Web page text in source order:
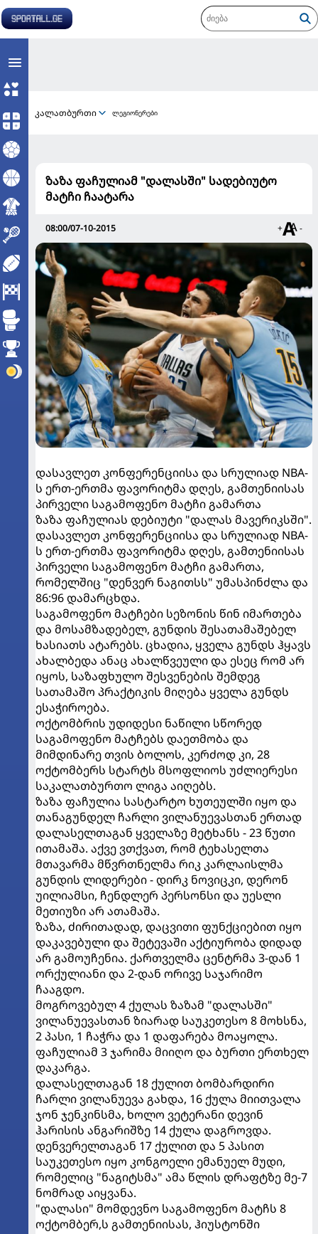
კალათბურთი ლეგიონერები
ზაზა ფაჩულიამ "დალასში" სადებიუტო
მატჩი ჩაატარა
08:00/07-10-2015 + -
დასავლეთ კონფერენციისა და სრულიად NBA-
ს ერთ-ერთმა ფავორიტმა დღეს, გამთენიისას
პირველი საგამოფენო მატჩი გამართა
ზაზა ფაჩულიას დებიუტი "დალას მავერიკსში".
დასავლეთ კონფერენციისა და სრულიად NBA-
ს ერთ-ერთმა ფავორიტმა დღეს, გამთენიისას
პირველი საგამოფენო მატჩი გამართა,
რომელშიც "დენვერ ნაგითსს" უმასპინძლა და
86:96 დამარცხდა.
საგამოფენო მატჩები სეზონის წინ იმართება
და მოსამზადებელ, გუნდის შესათამაშებელ
ხასიათს ატარებს. ცხადია, ყველა გუნდს ჰყავს
ახალბედა ანაც ახალწვეული და ესეც რომ არ
იყოს, საზაფხულო შესვენების შემდეგ
სათამაშო პრაქტიკის მიღება ყველა გუნდს
ესაჭიროება.
ოქტომბრის უდიდესი ნაწილი სწორედ
საგამოფენო მატჩებს დაეთმობა და
მიმდინარე თვის ბოლოს, კერძოდ კი, 28
ოქტომბერს სტარტს მსოფლიოს უძლიერესი
საკალათბურთო ლიგა აიღებს.
ზაზა ფაჩულია სასტარტო ხუთეულში იყო და
თანაგუნდელ ჩარლი ვილანუევასთან ერთად
დალასელთაგან ყველაზე მეტხანს - 23 წუთი
ითამაშა. აქვე ვთქვათ, რომ ტეხასელთა
მთავარმა მწვრთნელმა რიკ კარლაისლმა
გუნდის ლიდერები - დირკ ნოვიცკი, დერონ
უილიამსი, ჩენდლერ პერსონსი და უესლი
მეთიუზი არ ათამაშა.
ზაზა, ძირითადად, დაცვითი ფუნქციებით იყო
დაკავებული და შეტევაში აქტიურობა დიდად
არ გამოუჩენია. ქართველმა ცენტრმა 3-დან 1
ორქულიანი და 2-დან ორივე საჯარიმო
ჩააგდო.
მოგროვებულ 4 ქულას ზაზამ "დალასში"
ვილანუევასთან ზიარად საუკეთესო 8 მოხსნა,
2 პასი, 1 ჩაჭრა და 1 დაფარება მოაყოლა.
ფაჩულიამ 3 ჯარიმა მიიღო და ბურთი ერთხელ
დაკარგა.
დალასელთაგან 18 ქულით ბომბარდირი
ჩარლი ვილანუევა გახდა, 16 ქულა მიითვალა
ჯონ ჯენკინსმა, ხოლო ვეტერანი დევინ
ჰარისის ანგარიშზე 14 ქულა დაგროვდა.
დენვერელთაგან 17 ქულით და 5 პასით
საუკეთესო იყო კონგოელი ემანუელ მუდი,
რომელიც "ნაგიტსმა" ამა წლის დრაფტზე მე-7
ნომრად აიყვანა.
"დალასი" მომდევნო საგამოფენო მატჩს 8
ოქტომბერ,ს გამთენიისას, ჰიუსტონში